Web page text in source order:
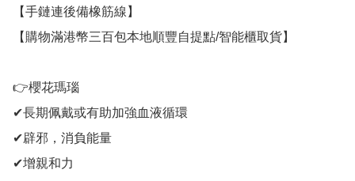
【手鏈連後備橡筋線】
【購物滿港幣三百包本地順豐自提點/智能櫃取貨】
👉櫻花瑪瑙
✔長期佩戴或有助加強血液循環
✔辟邪，消負能量
✔增親和力